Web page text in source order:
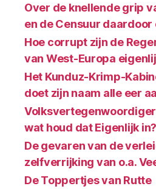
Over de knellende grip
en de Censuur daardoor
Hoe corrupt zijn de
van West-Europa
Het Kunduz-Krimp-
doet zijn naam alle eer
Volksvertegenwoordiger
wat houd dat Eigenlijk in?
De gevaren van de
zelfverrijking van o.a.
De Toppertjes van Rutte